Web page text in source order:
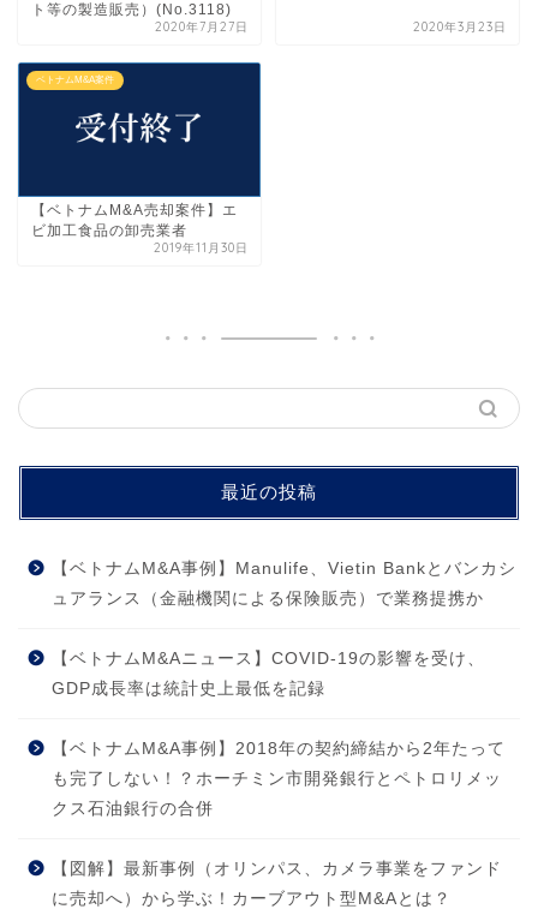
ト等の製造販売）(No.3118)
2020年7月27日 2020年3月23日
ベトナムM&A案件
【ベトナムM&A売却案件】エ
ビ加工食品の卸売業者
2019年11月30日
最近の投稿
【ベトナムM&A事例】Manulife、Vietin Bankとバンカシ
ュアランス（金融機関による保険販売）で業務提携か
【ベトナムM&Aニュース】COVID-19の影響を受け、
GDP成長率は統計史上最低を記録
【ベトナムM&A事例】2018年の契約締結から2年たって
も完了しない！？ホーチミン市開発銀行とペトロリメッ
クス石油銀行の合併
【図解】最新事例（オリンパス、カメラ事業をファンド
に売却へ）から学ぶ！カーブアウト型M&Aとは？